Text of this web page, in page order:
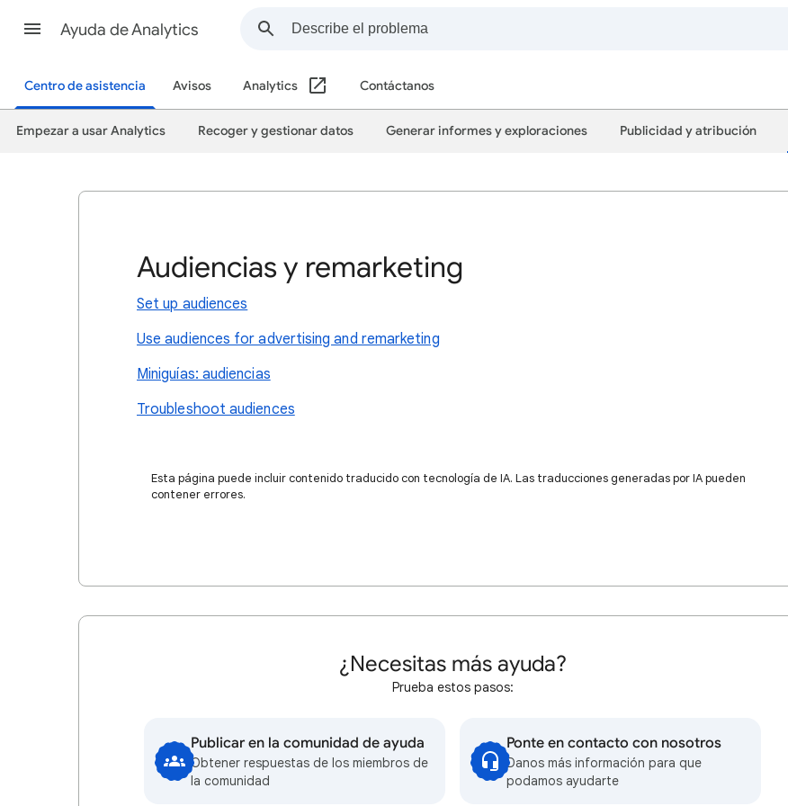
Ayuda de Analytics
Centro de asistencia Avisos Analytics Contáctanos
Empezar a usar Analytics Recoger y gestionar datos Generar informes y exploraciones Publicidad y atribución
Audiencias y remarketing
Set up audiences
Use audiences for advertising and remarketing
Miniguías: audiencias
Troubleshoot audiences
Esta página puede incluir contenido traducido con tecnología de IA. Las traducciones generadas por IA pueden
contener errores.
¿Necesitas más ayuda?
Prueba estos pasos:
Publicar en la comunidad de ayuda
Obtener respuestas de los miembros de
la comunidad
Ponte en contacto con nosotros
Danos más información para que
podamos ayudarte